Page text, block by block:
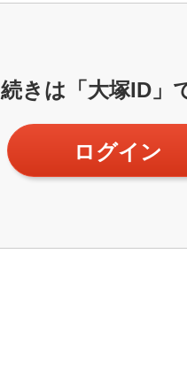
続きは「大塚ID」
ログイン